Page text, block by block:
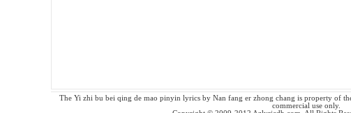
The Yi zhi bu bei qing de mao pinyin lyrics by Nan fang er zhong chang is property of
commercial use only.